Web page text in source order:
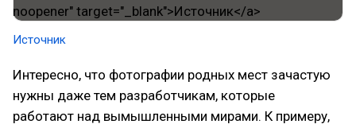
Источник
Интересно, что фотографии родных мест зачастую
нужны даже тем разработчикам, которые
работают над вымышленными мирами. К примеру,